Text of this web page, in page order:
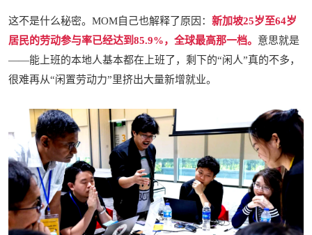
这不是什么秘密。MOM自己也解释了原因：新加坡25岁至64岁
居民的劳动参与率已经达到85.9%，全球最高那一档。 意思就是
——能上班的本地人基本都在上班了，剩下的“闲人”真的不多，
很难再从“闲置劳动力”里挤出大量新增就业。